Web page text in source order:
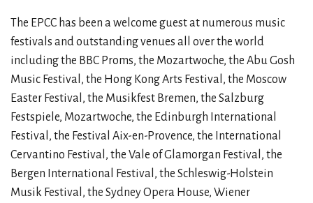
The EPCC has been a welcome guest at numerous music
festivals and outstanding venues all over the world
including the BBC Proms, the Mozartwoche, the Abu Gosh
Music Festival, the Hong Kong Arts Festival, the Moscow
Easter Festival, the Musikfest Bremen, the Salzburg
Festspiele, Mozartwoche, the Edinburgh International
Festival, the Festival Aix-en-Provence, the International
Cervantino Festival, the Vale of Glamorgan Festival, the
Bergen International Festival, the Schleswig-Holstein
Musik Festival, the Sydney Opera House, Wiener